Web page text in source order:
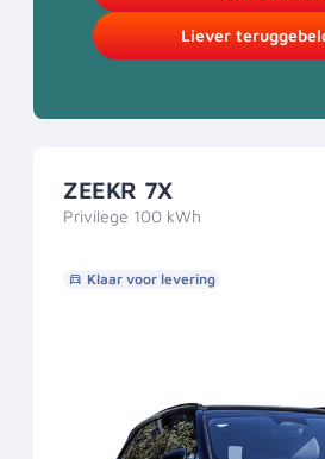
Liever
ZEEKR 7X
Privilege 100 kWh
Klaar voor levering